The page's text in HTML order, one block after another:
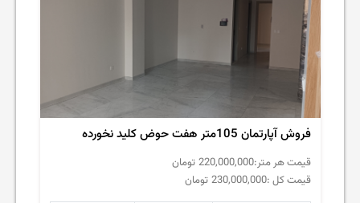
فروش آپارتمان 105متر هفت حوض کلید نخورده
قیمت هر متر:220,000,000 تومان
قیمت کل :230,000,000 تومان